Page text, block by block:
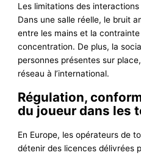
Les limitations des
Dans une salle réelle, le bruit
entre les mains et la
concentration. De plus, la
personnes présentes sur
réseau à l’international.
Régulation,
du joueur dans les
En Europe, les opérateurs de
détenir des licences délivrées